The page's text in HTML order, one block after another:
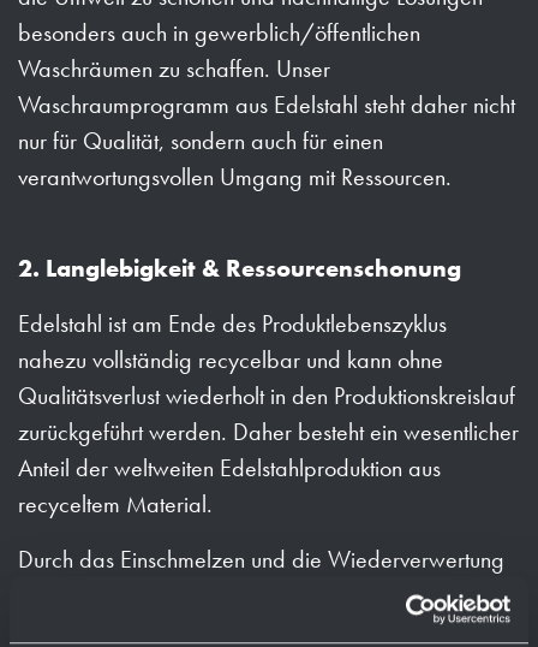
besonders auch in gewerblich/öffentlichen
Waschräumen zu schaffen. Unser
Waschraumprogramm aus Edelstahl steht daher nicht
nur für Qualität, sondern auch für einen
verantwortungsvollen Umgang mit Ressourcen.
2. Langlebigkeit & Ressourcenschonung
Edelstahl ist am Ende des Produktlebenszyklus
nahezu vollständig recycelbar und kann ohne
Qualitätsverlust wiederholt in den Produktionskreislauf
zurückgeführt werden. Daher besteht ein wesentlicher
Anteil der weltweiten Edelstahlproduktion aus
recyceltem Material.
Durch das Einschmelzen und die Wiederverwertung
wird der Bedarf an wertvollen Rohstoffen geschont.
Edelstahl bleibt dabei dauerhaft ein hochwertiger